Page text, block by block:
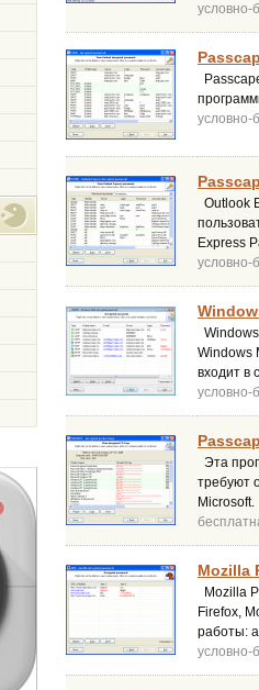
условно-
условно-
Outlook
Express
условно-
Windows
входит в
условно-
Эта
требуют
Microsoft.
Mozilla
Mozilla
Firefox,
работы:
условно-